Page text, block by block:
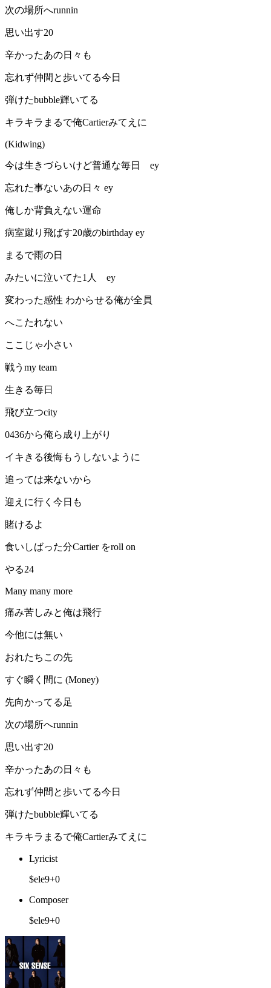
次の場所へrunnin
思い出す20
辛かったあの日々も
忘れず仲間と歩いてる今日
弾けたbubble輝いてる
キラキラまるで俺Cartierみてえに
(Kidwing)
今は生きづらいけど普通な毎日 ey
忘れた事ないあの日々 ey
俺しか背負えない運命
病室蹴り飛ばす20歳のbirthday ey
まるで雨の日
みたいに泣いてた1人 ey
変わった感性 わからせる俺が全員
へこたれない
ここじゃ小さい
戦うmy team
生きる毎日
飛び立つcity
0436から俺ら成り上がり
イキきる後悔もうしないように
追っては来ないから
迎えに行く今日も
賭けるよ
食いしばった分Cartier をroll on
やる24
Many many more
痛み苦しみと俺は飛行
今他には無い
おれたちこの先
すぐ瞬く間に (Money)
先向かってる足
次の場所へrunnin
思い出す20
辛かったあの日々も
忘れず仲間と歩いてる今日
弾けたbubble輝いてる
キラキラまるで俺Cartierみてえに
Lyricist
$ele9+0
Composer
$ele9+0